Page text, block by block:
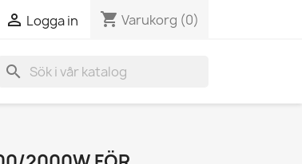
 Logga in shopping_cart Varukorg (0)
search